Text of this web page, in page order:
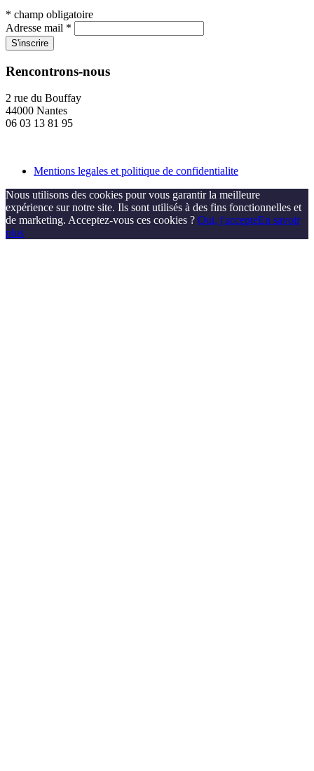
* champ obligatoire
Adresse mail *
Rencontrons-nous
2 rue du Bouffay
44000 Nantes
06 03 13 81 95
Mentions legales et politique de confidentialite
Nous utilisons des cookies pour vous garantir la meilleure
expérience sur notre site. Ils sont utilisés à des fins fonctionnelles et
de marketing. Acceptez-vous ces cookies ? Oui, j'accepteEn savoir
plus